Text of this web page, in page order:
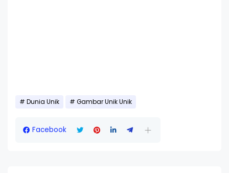
Dunia Unik Gambar Unik Unik
Facebook